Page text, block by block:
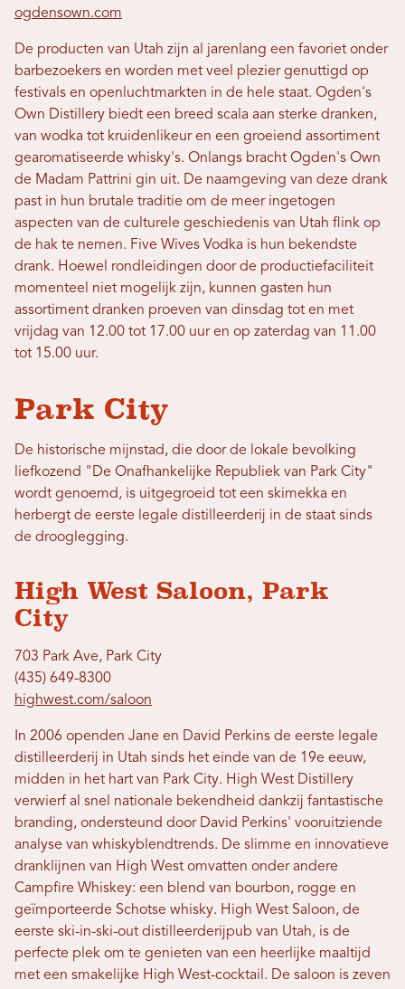
ogdensown.com
De producten van Utah zijn al jarenlang een favoriet onder
barbezoekers en worden met veel plezier genuttigd op
festivals en openluchtmarkten in de hele staat. Ogden's
Own Distillery biedt een breed scala aan sterke dranken,
van wodka tot kruidenlikeur en een groeiend assortiment
gearomatiseerde whisky's. Onlangs bracht Ogden's Own
de Madam Pattrini gin uit. De naamgeving van deze drank
past in hun brutale traditie om de meer ingetogen
aspecten van de culturele geschiedenis van Utah flink op
de hak te nemen. Five Wives Vodka is hun bekendste
drank. Hoewel rondleidingen door de productiefaciliteit
momenteel niet mogelijk zijn, kunnen gasten hun
assortiment dranken proeven van dinsdag tot en met
vrijdag van 12.00 tot 17.00 uur en op zaterdag van 11.00
tot 15.00 uur.
Park City
De historische mijnstad, die door de lokale bevolking
liefkozend "De Onafhankelijke Republiek van Park City"
wordt genoemd, is uitgegroeid tot een skimekka en
herbergt de eerste legale distilleerderij in de staat sinds
de drooglegging.
High West Saloon, Park
City
703 Park Ave, Park City
(435) 649-8300
highwest.com/saloon
In 2006 openden Jane en David Perkins de eerste legale
distilleerderij in Utah sinds het einde van de 19e eeuw,
midden in het hart van Park City. High West Distillery
verwierf al snel nationale bekendheid dankzij fantastische
branding, ondersteund door David Perkins' vooruitziende
analyse van whiskyblendtrends. De slimme en innovatieve
dranklijnen van High West omvatten onder andere
Campfire Whiskey: een blend van bourbon, rogge en
geïmporteerde Schotse whisky. High West Saloon, de
eerste ski-in-ski-out distilleerderijpub van Utah, is de
perfecte plek om te genieten van een heerlijke maaltijd
met een smakelijke High West-cocktail. De saloon is zeven